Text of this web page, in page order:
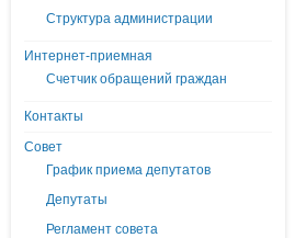
Структура администрации
Интернет-приемная
Счетчик обращений граждан
Контакты
Совет
График приема депутатов
Депутаты
Регламент совета